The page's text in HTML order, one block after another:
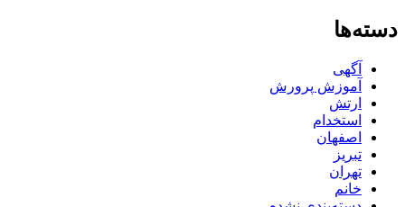
دسته‌ها
آگهی
آموزش پرورش
ارتش
استخدام
اصفهان
تبریز
تهران
خانم